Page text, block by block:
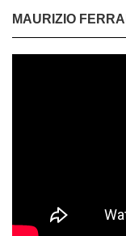
MAURIZIO